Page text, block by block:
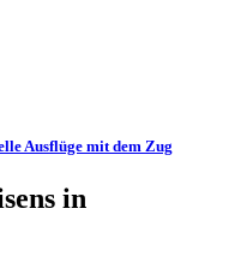
Ausflüge mit dem Zug
in